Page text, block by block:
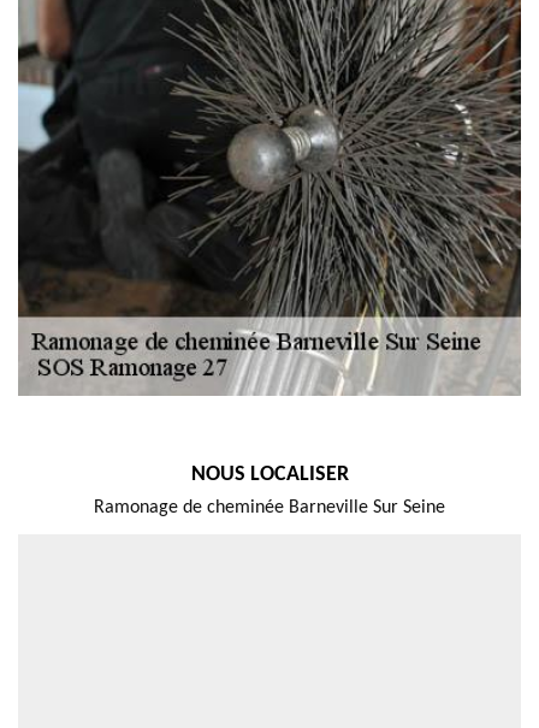
NOUS LOCALISER
Ramonage de cheminée Barneville Sur Seine